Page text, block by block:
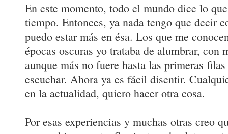
En este momento, todo el mundo dice lo
tiempo. Entonces, ya nada tengo que decir
puedo estar más en ésa. Los que me
épocas oscuras yo trataba de alumbrar, con
aunque más no fuere hasta las primeras
escuchar. Ahora ya es fácil disentir.
en la actualidad, quiero hacer otra cosa.
Por esas experiencias y muchas otras creo